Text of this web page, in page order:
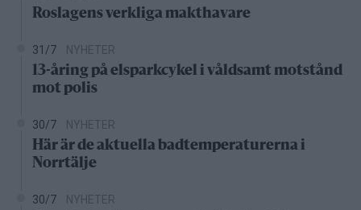
Roslagens verkliga makthavare
31/7 NYHETER
13-åring på elsparkcykel i våldsamt motstånd
mot polis
30/7 NYHETER
Här är de aktuella badtemperaturerna i
Norrtälje
30/7 NYHETER